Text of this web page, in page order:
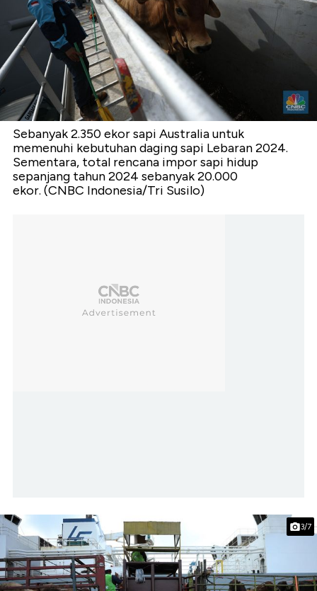
Sebanyak 2.350 ekor sapi Australia untuk
memenuhi kebutuhan daging sapi Lebaran 2024.
Sementara, total rencana impor sapi hidup
sepanjang tahun 2024 sebanyak 20.000
ekor. (CNBC Indonesia/Tri Susilo)
3/7